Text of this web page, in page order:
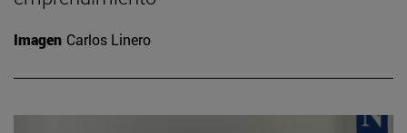
Imagen Carlos Linero